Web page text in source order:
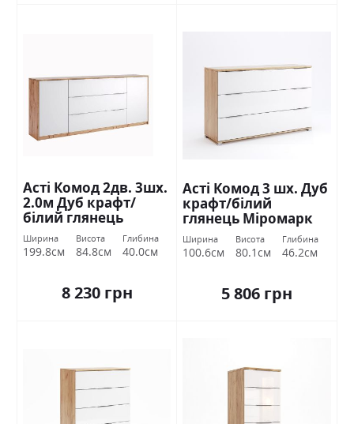
Асті Комод 2дв. 3шх.
2.0м Дуб крафт/
білий глянець
Міромарк
Ширина
199.8см
Висота
84.8см
Глибина
40.0см
8 230 грн
Асті Комод 3 шх. Дуб
крафт/білий
глянець Міромарк
Ширина
100.6см
Висота
80.1см
Глибина
46.2см
5 806 грн